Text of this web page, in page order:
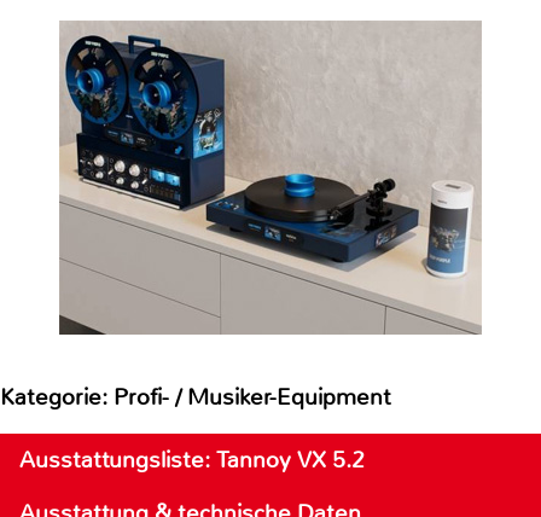
Kategorie: Profi- / Musiker-Equipment
Ausstattungsliste: Tannoy VX 5.2